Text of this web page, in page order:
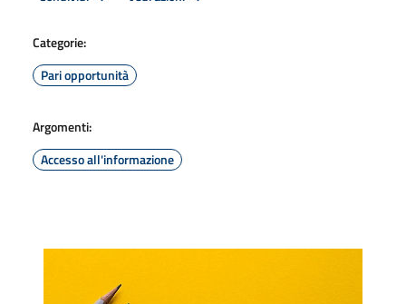
Categorie:
Pari opportunità
Argomenti:
Accesso all'informazione